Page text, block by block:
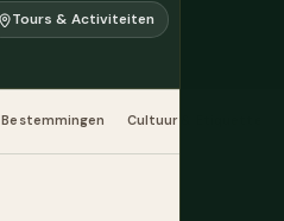
Tours & Activiteiten
Bestemmingen Cultuur & Etiquette